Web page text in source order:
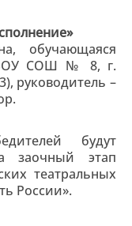
обучающаяся
СОШ № 8, г.
руководитель –
будут
заочный этап
театральных
России».